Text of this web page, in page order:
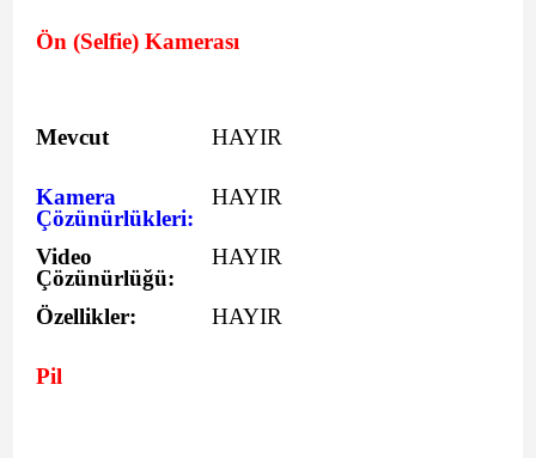
Ön (Selfie) Kamerası
Mevcut HAYIR
Kamera
Çözünürlükleri:
HAYIR
Video
Çözünürlüğü:
HAYIR
Özellikler: HAYIR
Pil